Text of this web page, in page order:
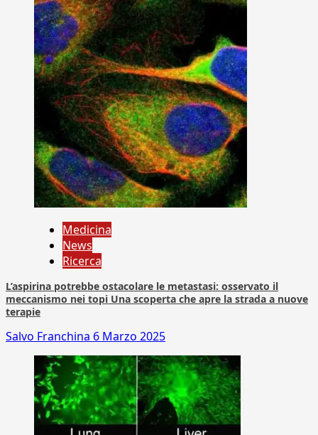
Medicina
News
Ricerca
L’aspirina potrebbe ostacolare le metastasi: osservato il
meccanismo nei topi Una scoperta che apre la strada a nuove
terapie
Salvo Franchina 6 Marzo 2025